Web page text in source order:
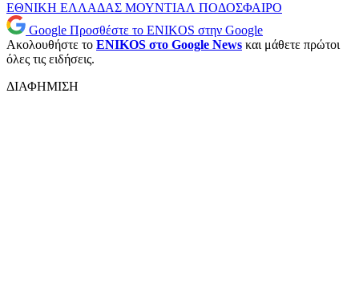
ΕΘΝΙΚΗ ΕΛΛΑΔΑΣ ΜΟΥΝΤΙΑΛ ΠΟΔΟΣΦΑΙΡΟ
Google Προσθέστε το ENIKOS στην Google
Ακολουθήστε το ENIKOS στο Google News και μάθετε πρώτοι
όλες τις ειδήσεις.
ΔΙΑΦΗΜΙΣΗ